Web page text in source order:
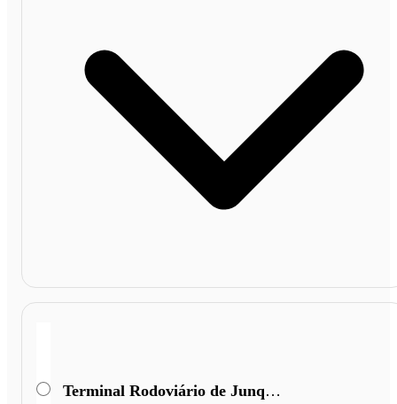
Terminal Rodoviário de Junqueirópolis